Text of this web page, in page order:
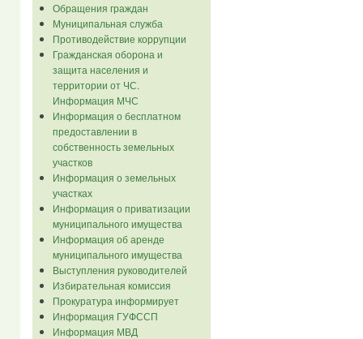
Обращения граждан
Муниципальная служба
Противодействие коррупции
Гражданская оборона и
защита населения и
территории от ЧС.
Информация МЧС
Информация о бесплатном
предоставлении в
собственность земельных
участков
Информация о земельных
участках
Информация о приватизации
муниципального имущества
Информация об аренде
муниципального имущества
Выступления руководителей
Избирательная комиссия
Прокуратура информирует
Информация ГУФССП
Информация МВД